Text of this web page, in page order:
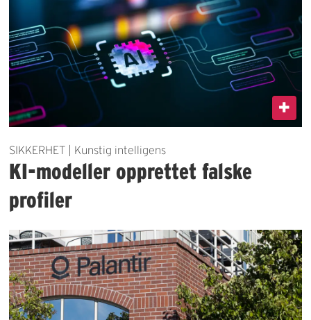
SIKKERHET | Kunstig intelligens
KI-modeller opprettet falske
profiler